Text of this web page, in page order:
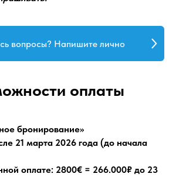
вопросы? Напишите лично
оплаты
бронирование»
21 марта 2026 года (до начала
оплате: 2800€ = 266.000₽ до 23